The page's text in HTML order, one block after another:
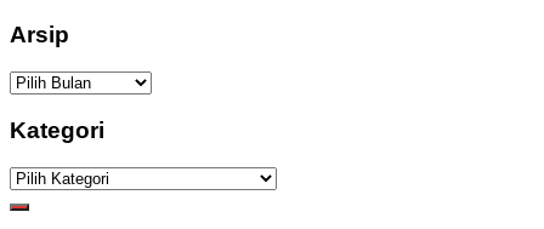
Arsip
Arsip
Kategori
Kategori